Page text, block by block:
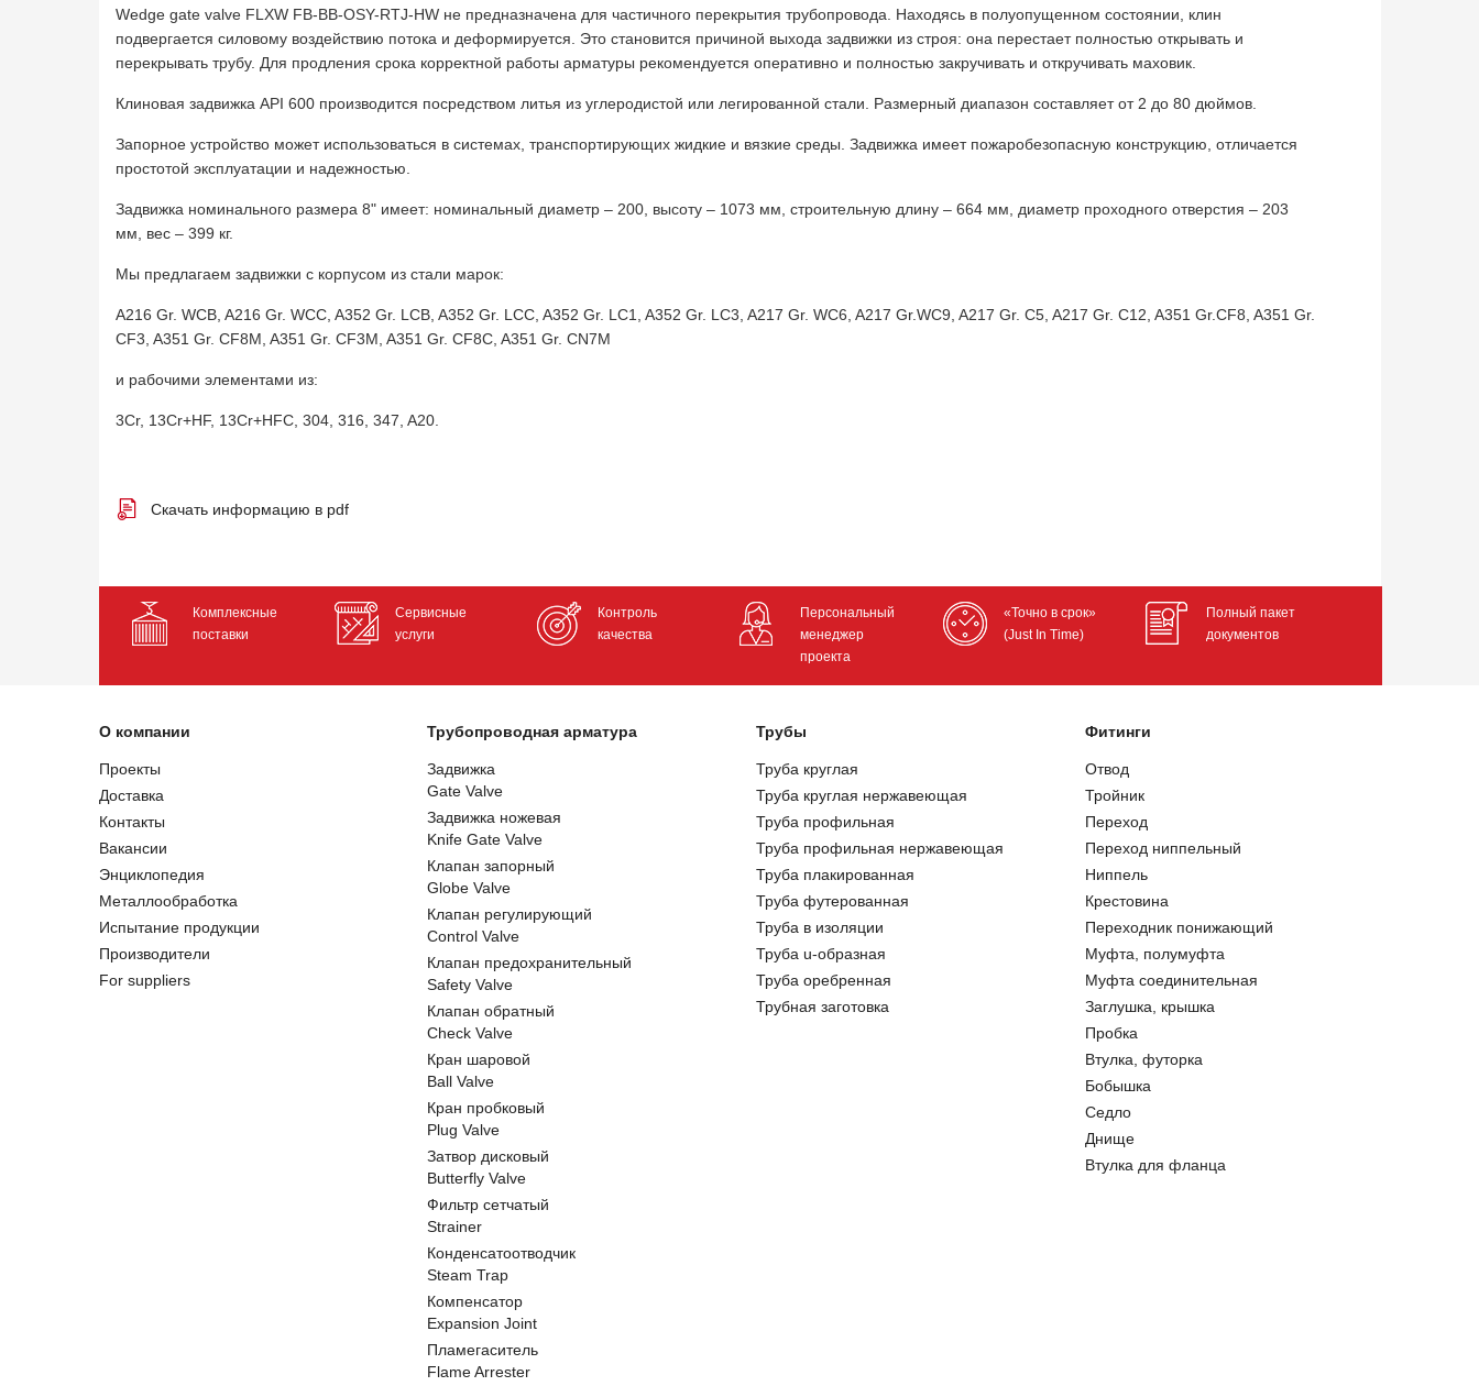
Wedge gate valve FLXW FB-BB-OSY-RTJ-HW не предназначена для частичного перекрытия трубопровода. Находясь в полуопущенном состоянии, клин
подвергается силовому воздействию потока и деформируется. Это становится причиной выхода задвижки из строя: она перестает полностью открывать и
перекрывать трубу. Для продления срока корректной работы арматуры рекомендуется оперативно и полностью закручивать и откручивать маховик.
Клиновая задвижка API 600 производится посредством литья из углеродистой или легированной стали. Размерный диапазон составляет от 2 до 80 дюймов.
Запорное устройство может использоваться в системах, транспортирующих жидкие и вязкие среды. Задвижка имеет пожаробезопасную конструкцию, отличается
простотой эксплуатации и надежностью.
Задвижка номинального размера 8" имеет: номинальный диаметр – 200, высоту – 1073 мм, строительную длину – 664 мм, диаметр проходного отверстия – 203
мм, вес – 399 кг.
Мы предлагаем задвижки с корпусом из стали марок:
A216 Gr. WCB, A216 Gr. WCC, A352 Gr. LCB, A352 Gr. LCC, A352 Gr. LC1, A352 Gr. LC3, A217 Gr. WC6, A217 Gr.WC9, A217 Gr. C5, A217 Gr. C12, A351 Gr.CF8, A351 Gr.
CF3, A351 Gr. CF8M, A351 Gr. CF3M, A351 Gr. CF8C, A351 Gr. CN7M
и рабочими элементами из:
3Cr, 13Cr+HF, 13Cr+HFC, 304, 316, 347, A20.
Скачать информацию в pdf
Комплексные
поставки
Сервисные
услуги
Контроль
качества
Персональный
менеджер
проекта
«Точно в срок»
(Just In Time)
Полный пакет
документов
О компании
Проекты
Доставка
Контакты
Вакансии
Энциклопедия
Металлообработка
Испытание продукции
Производители
For suppliers
Трубопроводная арматура
Задвижка
Gate Valve
Задвижка ножевая
Knife Gate Valve
Клапан запорный
Globe Valve
Клапан регулирующий
Control Valve
Клапан предохранительный
Safety Valve
Клапан обратный
Check Valve
Кран шаровой
Ball Valve
Кран пробковый
Plug Valve
Затвор дисковый
Butterfly Valve
Фильтр сетчатый
Strainer
Конденсатоотводчик
Steam Trap
Компенсатор
Expansion Joint
Пламегаситель
Flame Arrester
Трубы
Труба круглая
Труба круглая нержавеющая
Труба профильная
Труба профильная нержавеющая
Труба плакированная
Труба футерованная
Труба в изоляции
Труба u-образная
Труба оребренная
Трубная заготовка
Фитинги
Отвод
Тройник
Переход
Переход ниппельный
Ниппель
Крестовина
Переходник понижающий
Муфта, полумуфта
Муфта соединительная
Заглушка, крышка
Пробка
Втулка, футорка
Бобышка
Седло
Днище
Втулка для фланца